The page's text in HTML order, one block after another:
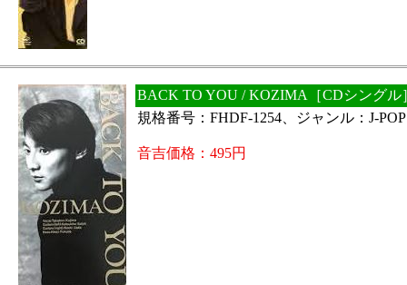
BACK TO YOU / KOZIMA［CDシングル
規格番号：FHDF-1254、ジャンル：J-POP
音吉価格：495円